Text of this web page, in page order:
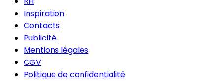
Inspiration
Contacts
Publicité
Mentions légales
CGV
Politique de confidentialité